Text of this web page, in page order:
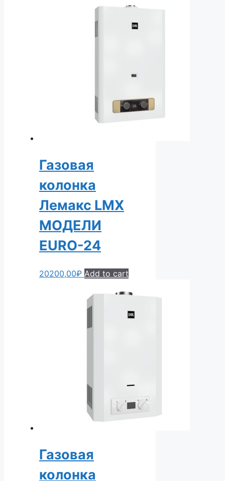
Газовая
колонка
Лемакс LMX
МОДЕЛИ
EURO-24
20200,00₽ Add to cart
Газовая
колонка